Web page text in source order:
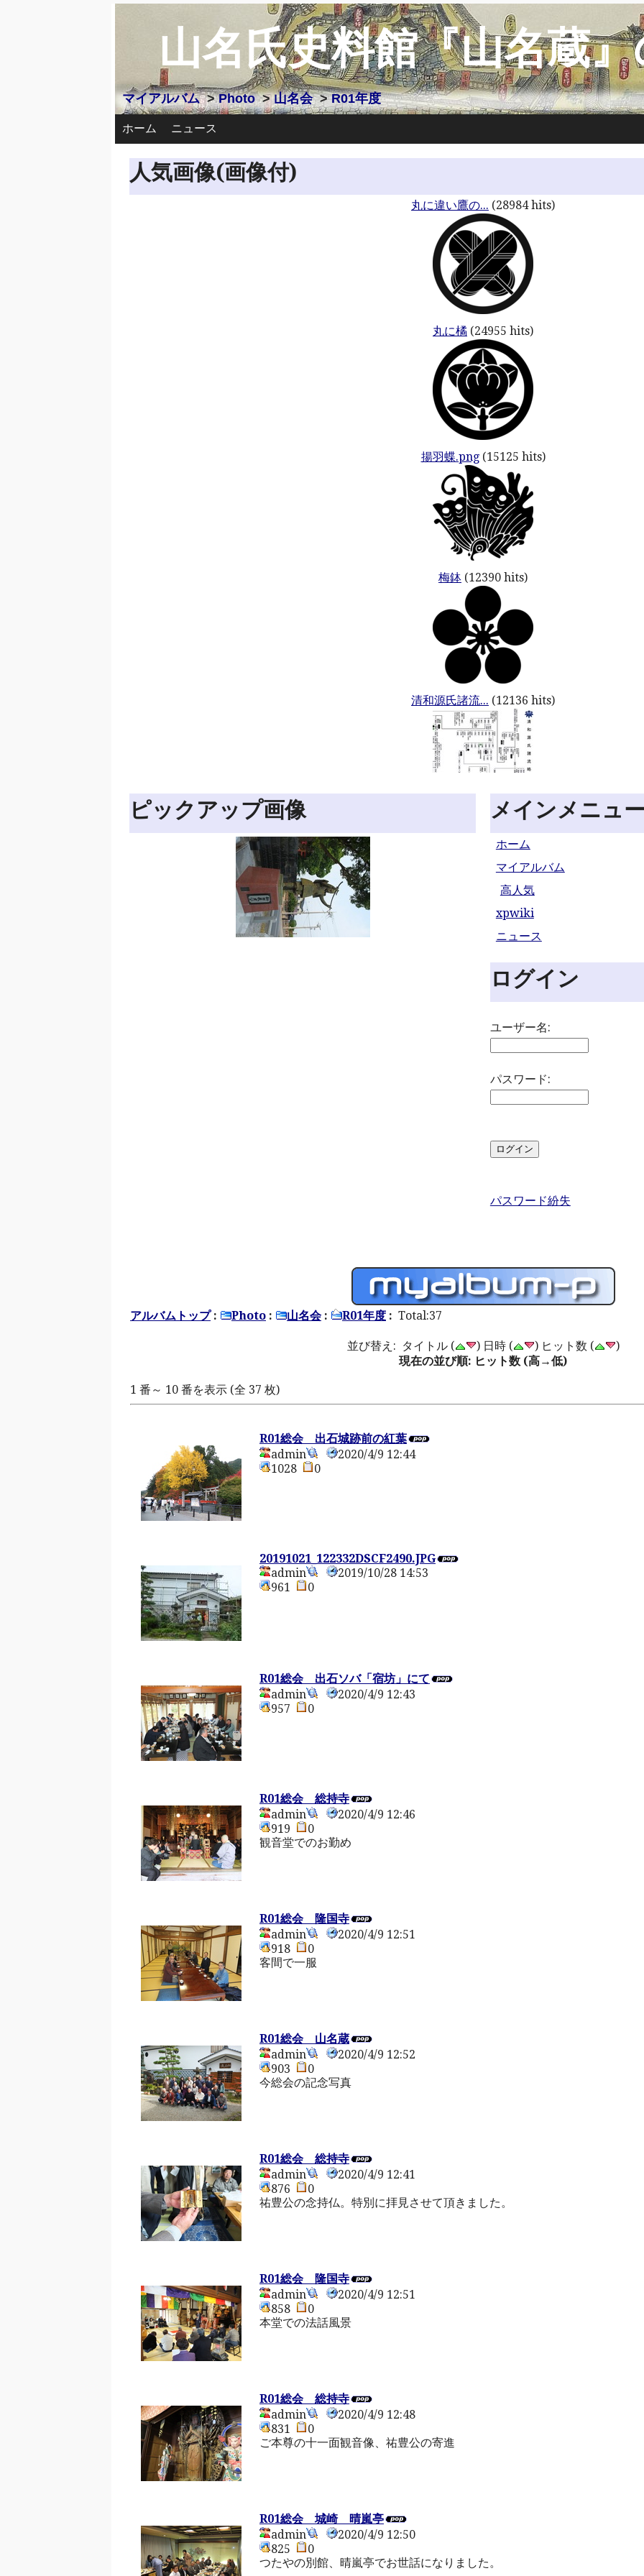
山名氏史料館『山名蔵
マイアルバム>Photo>山名会>R01年度
ホーム ニュース
人気画像(画像付)
丸に違い鷹の... (28984 hits)
丸に橘 (24955 hits)
揚羽蝶.png(15125 hits)
梅鉢 (12390 hits)
清和源氏諸流... (12136 hits)
ピックアップ画像 メインメニュ
ホーム
マイアルバム
高人気
xpwiki
ニュース
ログイン
ユーザー名:
パスワード:
パスワード紛失
アルバムトップ: Photo : 山名会: R01年度 : Total:37
並び替え: タイトル ( ) 日時 ( ) ヒット数 (
)
現在の並び順: ヒット数 (高→低)
1 番～ 10 番を表示 (全 37 枚)
R01総会 出石城跡前の紅葉
admin
2020/4/9 12:44
1028
0
20191021_122332DSCF2490.JPG
admin
2019/10/28 14:53
961
0
R01総会 出石ソバ「宿坊」にて
admin
2020/4/9 12:43
957
0
R01総会 総持寺
admin
2020/4/9 12:46
919
0
観音堂でのお勤め
R01総会 隆国寺
admin
2020/4/9 12:51
918
0
客間で一服
R01総会 山名蔵
admin
2020/4/9 12:52
903
0
今総会の記念写真
R01総会 総持寺
admin
2020/4/9 12:41
876
0
祐豊公の念持仏。特別に拝見させて頂きました。
R01総会 隆国寺
admin
2020/4/9 12:51
858
0
本堂での法話風景
R01総会 総持寺
admin
2020/4/9 12:48
831
0
ご本尊の十一面観音像、祐豊公の寄進
R01総会 城崎 晴嵐亭
admin
2020/4/9 12:50
825
0
つたやの別館、晴嵐亭でお世話になりました。